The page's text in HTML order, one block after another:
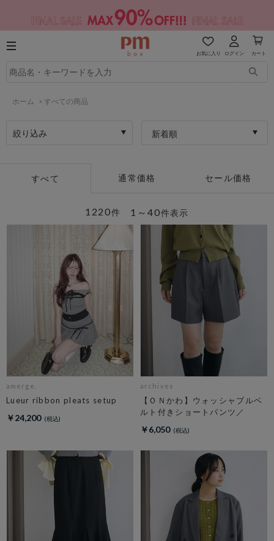
お気に入り ログイン カート
ホーム > すべての商品
絞り込み 新着順
すべて 通常価格 セール価格
1～40件表示
1220件
amerge.
Lueur ribbon pleats setup
￥24,200
archives
【ＯＮかわ】ウォッシャブルベ
ルト付きショートパンツ／
￥6,050